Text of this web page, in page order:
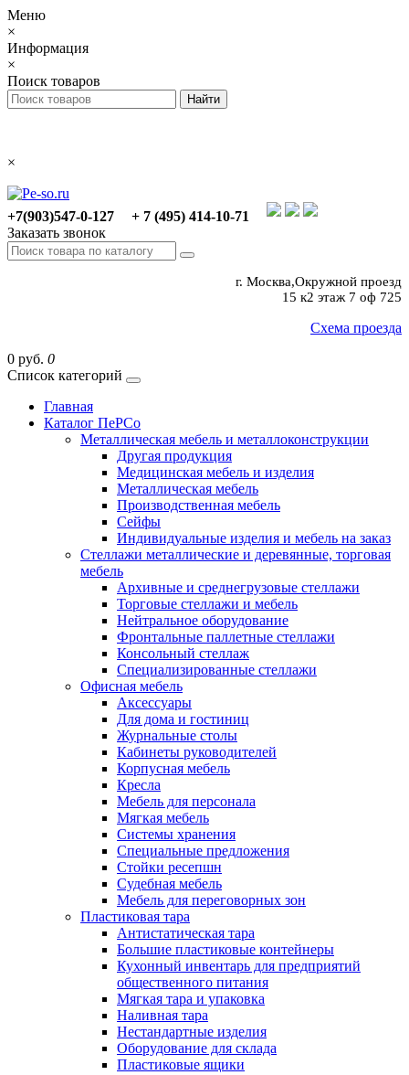
Меню
×
Информация
×
Поиск товаров
×
+7(903)547-0-127
+ 7 (495) 414-10-71
Заказать звонок
г. Москва,Окружной проезд
15 к2 этаж 7 оф 725
Схема проезда
0 руб. 0
Список категорий
Главная
Каталог ПеРСо
Металлическая мебель и металлоконструкции
Другая продукция
Медицинская мебель и изделия
Металлическая мебель
Производственная мебель
Сейфы
Индивидуальные изделия и мебель на заказ
Стеллажи металлические и деревянные, торговая
мебель
Архивные и среднегрузовые стеллажи
Торговые стеллажи и мебель
Нейтральное оборудование
Фронтальные паллетные стеллажи
Консольный стеллаж
Специализированные стеллажи
Офисная мебель
Аксессуары
Для дома и гостиниц
Журнальные столы
Кабинеты руководителей
Корпусная мебель
Кресла
Мебель для персонала
Мягкая мебель
Системы хранения
Специальные предложения
Стойки ресепшн
Судебная мебель
Мебель для переговорных зон
Пластиковая тара
Антистатическая тара
Большие пластиковые контейнеры
Кухонный инвентарь для предприятий
общественного питания
Мягкая тара и упаковка
Наливная тара
Нестандартные изделия
Оборудование для склада
Пластиковые ящики